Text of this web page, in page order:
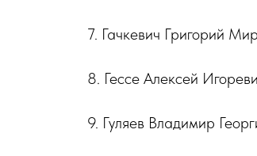
7. Гачкевич Григорий
8. Гессе Алексей
9. Гуляев Владимир